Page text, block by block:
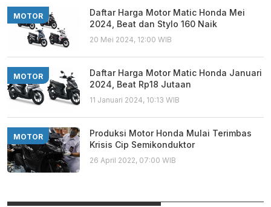
MOTOR
Daftar Harga Motor Matic Honda Mei
2024, Beat dan Stylo 160 Naik
20 Mei 2024, 12:00 WIB
MOTOR
Daftar Harga Motor Matic Honda Januari
2024, Beat Rp18 Jutaan
11 Januari 2024, 10:13 WIB
MOTOR
Produksi Motor Honda Mulai Terimbas
Krisis Cip Semikonduktor
26 April 2022, 07:00 WIB